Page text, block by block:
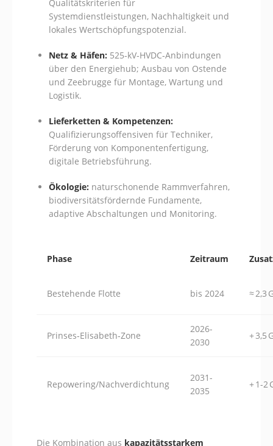
Qualitätskriterien für
Systemdienstleistungen, Nachhaltigkeit und
lokales Wertschöpfungspotenzial.
Netz & Häfen: 525‑kV‑HVDC‑Anbindungen
über den Energiehub; Ausbau von Ostende
und Zeebrugge für Montage, Wartung und
Logistik.
Lieferketten & Kompetenzen:
Qualifizierungsoffensiven für Techniker,
Förderung von Komponentenfertigung,
digitale Betriebsführung.
Ökologie: naturschonende Rammverfahren,
biodiversitätsfördernde Fundamente,
adaptive Abschaltungen und Monitoring.
Phase Zeitraum
Bestehende Flotte bis 2024 ≈ 2,3
Prinses‑Elisabeth‑Zone
2026-
2030
+ 3,5
Repowering/Nachverdichtung
2031-
2035
+ 1-2
Die Kombination aus kapazitätsstarkem